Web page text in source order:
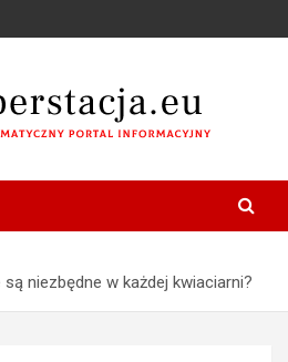
niezbędne w każdej kwiaciarni?